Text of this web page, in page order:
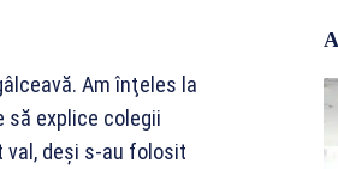
Am înţeles la
să explice colegii
val, deşi s-au folosit